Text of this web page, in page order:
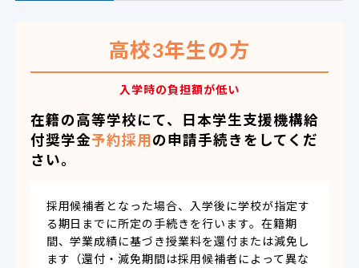
高校3年生の方
入学時の負担額が低い
在籍の高等学校にて、日本学生支援機構給
付奨学金予約採用の申請手続きをしてくだ
さい。
採用候補者となった場合、入学後に学校が指定す
る期日までに所定の手続きを行います。在籍期
間、学業成績に基づき授業料を還付または減免し
ます（還付・減免期間は採用候補者によって異な